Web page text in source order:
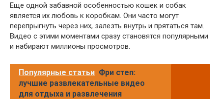
Еще одной забавной особенностью кошек и собак
является их любовь к коробкам. Они часто могут
перепрыгнуть через них, залезть внутрь и прятаться там.
Видео с этими моментами сразу становятся популярными
и набирают миллионы просмотров.
Популярные статьи Фри степ:
лучшие развлекательные видео
для отдыха и развлечения